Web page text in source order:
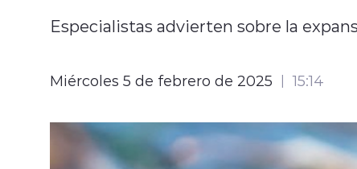
Especialistas advierten sobre la
Miércoles 5 de febrero de 2025 15:14